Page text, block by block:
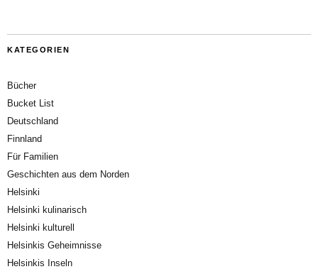
KATEGORIEN
Bücher
Bucket List
Deutschland
Finnland
Für Familien
Geschichten aus dem Norden
Helsinki
Helsinki kulinarisch
Helsinki kulturell
Helsinkis Geheimnisse
Helsinkis Inseln